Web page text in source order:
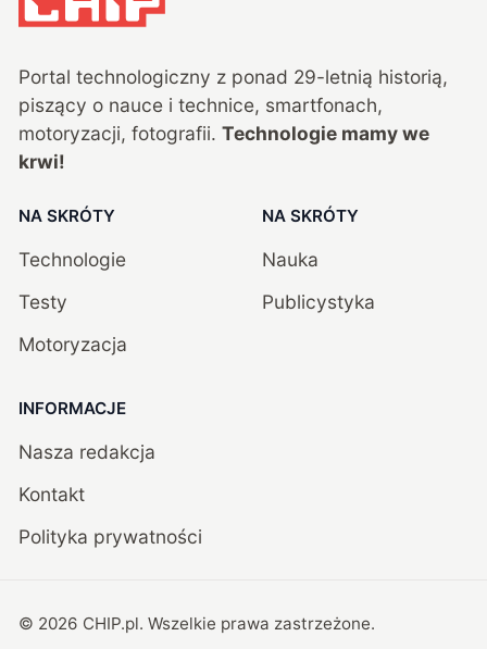
Portal technologiczny z ponad 29-letnią historią,
piszący o nauce i technice, smartfonach,
motoryzacji, fotografii. Technologie mamy we
krwi!
NA SKRÓTY
Technologie
Testy
Motoryzacja
NA SKRÓTY
Nauka
Publicystyka
INFORMACJE
Nasza redakcja
Kontakt
Polityka prywatności
© 2026 CHIP.pl. Wszelkie prawa zastrzeżone.